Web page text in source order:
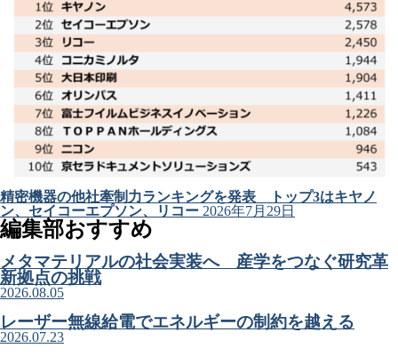
精密機器の他社牽制力ランキングを発表 トップ3はキヤノ
ン、セイコーエプソン、リコー 2026年7月29日
編集部おすすめ
メタマテリアルの社会実装へ 産学をつなぐ研究革
新拠点の挑戦
2026.08.05
レーザー無線給電でエネルギーの制約を越える
2026.07.23